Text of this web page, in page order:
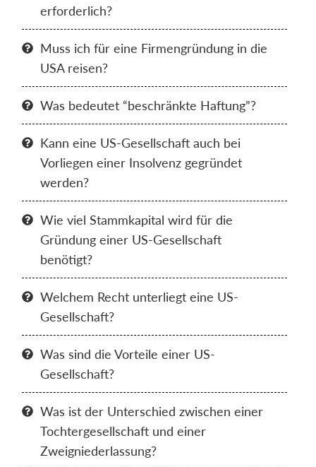
erforderlich?

Muss ich für eine Firmengründung in die
USA reisen?
 Was bedeutet “beschränkte Haftung”?

Kann eine US-Gesellschaft auch bei
Vorliegen einer Insolvenz gegründet
werden?

Wie viel Stammkapital wird für die
Gründung einer US-Gesellschaft
benötigt?

Welchem Recht unterliegt eine US-
Gesellschaft?

Was sind die Vorteile einer US-
Gesellschaft?

Was ist der Unterschied zwischen einer
Tochtergesellschaft und einer
Zweigniederlassung?